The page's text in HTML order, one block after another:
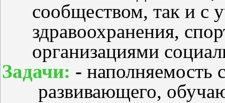
сообществом, так и с
здравоохранения,
организациями
Задачи: - наполняемость
развивающего,